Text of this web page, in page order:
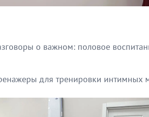
о важном: половое
для тренировки интимных